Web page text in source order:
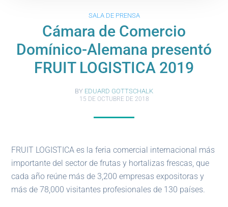
SALA DE PRENSA
Cámara de Comercio
Domínico-Alemana presentó
FRUIT LOGISTICA 2019
BY EDUARD GOTTSCHALK
15 DE OCTUBRE DE 2018
FRUIT LOGISTICA es la feria comercial internacional más
importante del sector de frutas y hortalizas frescas, que
cada año reúne más de 3,200 empresas expositoras y
más de 78,000 visitantes profesionales de 130 países.